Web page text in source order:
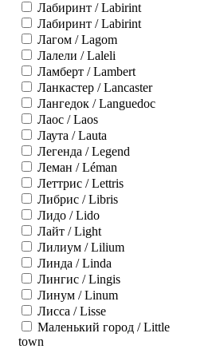
Лабиринт / Labirint
Лабиринт / Labirint
Лагом / Lagom
Лалели / Laleli
Ламберт / Lambert
Ланкастер / Lancaster
Лангедок / Languedoc
Лаос / Laos
Лаута / Lauta
Легенда / Legend
Леман / Léman
Леттрис / Lettris
Либрис / Libris
Лидо / Lido
Лайт / Light
Лилиум / Lilium
Линда / Linda
Лингис / Lingis
Линум / Linum
Лисса / Lisse
Маленький город / Little
town